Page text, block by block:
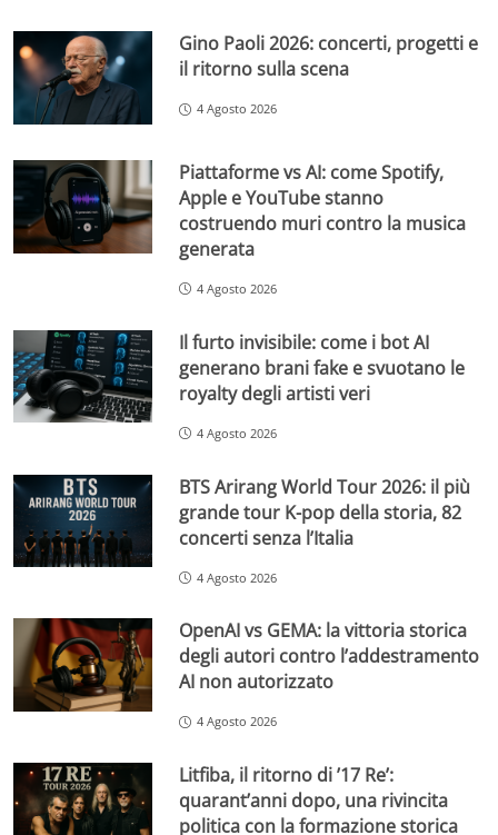
Gino Paoli 2026: concerti, progetti e
il ritorno sulla scena
4 Agosto 2026
Piattaforme vs AI: come Spotify,
Apple e YouTube stanno
costruendo muri contro la musica
generata
4 Agosto 2026
Il furto invisibile: come i bot AI
generano brani fake e svuotano le
royalty degli artisti veri
4 Agosto 2026
BTS Arirang World Tour 2026: il più
grande tour K-pop della storia, 82
concerti senza l’Italia
4 Agosto 2026
OpenAI vs GEMA: la vittoria storica
degli autori contro l’addestramento
AI non autorizzato
4 Agosto 2026
Litfiba, il ritorno di ’17 Re’:
quarant’anni dopo, una rivincita
politica con la formazione storica